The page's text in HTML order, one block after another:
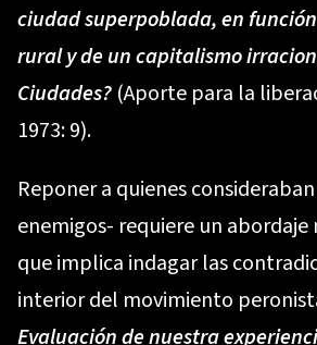
ciudad superpoblada, en
rural y de un capitalismo
Ciudades? (Aporte para la
1973: 9).
Reponer a quienes
enemigos- requiere un abordaje
que implica indagar las
interior del movimiento
Evaluación de nuestra